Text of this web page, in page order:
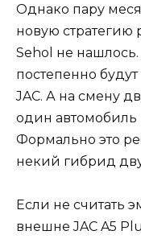
Однако пару
новую стратегию
Sehol не
постепенно
JAC. А на смену
один автомобиль
Формально это
некий гибрид
Если не считать
внешне JAC A5